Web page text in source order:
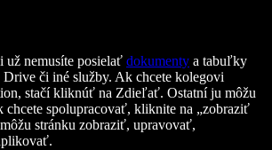
už nemusíte posielať dokumenty a tabuľky
Drive či iné služby. Ak chcete kolegovi
stačí kliknúť na Zdieľať. Ostatní ju môžu
chcete spolupracovať, kliknite na „zobraziť
stránku zobraziť, upravovať,